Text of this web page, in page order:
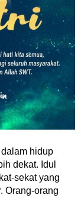
dalam hidup
dekat. Idul
sekat yang
Orang-orang